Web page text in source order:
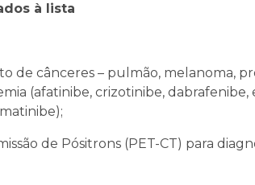
à lista
de cânceres – pulmão, melanoma,
(afatinibe, crizotinibe, dabrafenibe,
de Pósitrons (PET-CT) para